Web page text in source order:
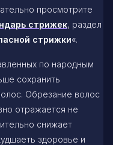
просмотрите
стрижек, раздел
стрижки«.
по народным
сохранить
Обрезание волос
отражается не
снижает
здоровье и